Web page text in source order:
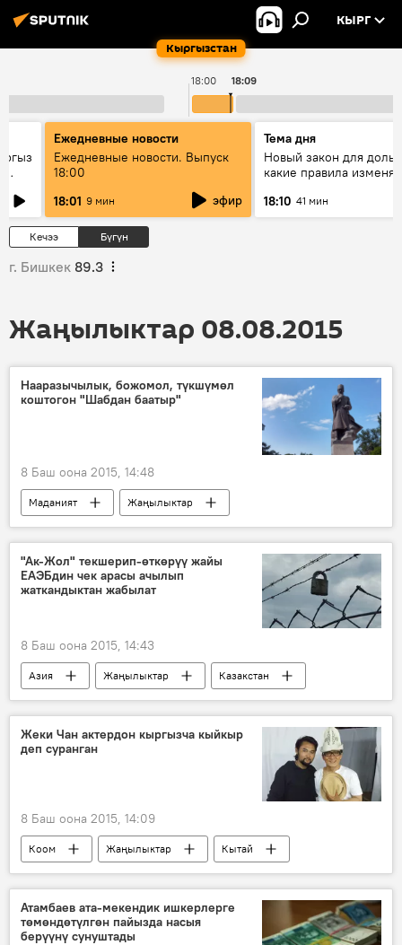
Кыргызстан
КЫРГ
18:00 18:09
Ежедневные новости
Ежедневные новости. Выпуск
18:00
18:01 9 мин эфир
Тема дня
Новый закон для
какие правила
18:10 41 мин
Кечээ Бүгүн
г. Бишкек 89.3
Жаңылыктар 08.08.2015
Нааразычылык, божомол, түкшүмөл
коштогон "Шабдан баатыр"
8 Баш оона 2015, 14:48
Маданият
Жаңылыктар
Эрнест Абдыжапаров
Шабдан Баатыр
Аскар Беделбаев
Ленара Ниязалиева
Жаңыл Абдылдабек кызы
"Ак-Жол" текшерип-өткөрүү жайы
ЕАЭБдин чек арасы ачылып
жаткандыктан жабылат
8 Баш оона 2015, 14:43
Азия Жаңылыктар
Казакстан
Евразиялык экономикалык биримдик
Кыргызстан
Жеки Чан актердон кыргызча кыйкыр
деп суранган
8 Баш оона 2015, 14:09
Коом Жаңылыктар
Кытай
Жеки Чан
Жон Кьюсак
Эдриен Броуди
кино
Атамбаев ата-мекендик ишкерлерге
төмөндөтүлгөн пайызда насыя
берүүнү сунуштады